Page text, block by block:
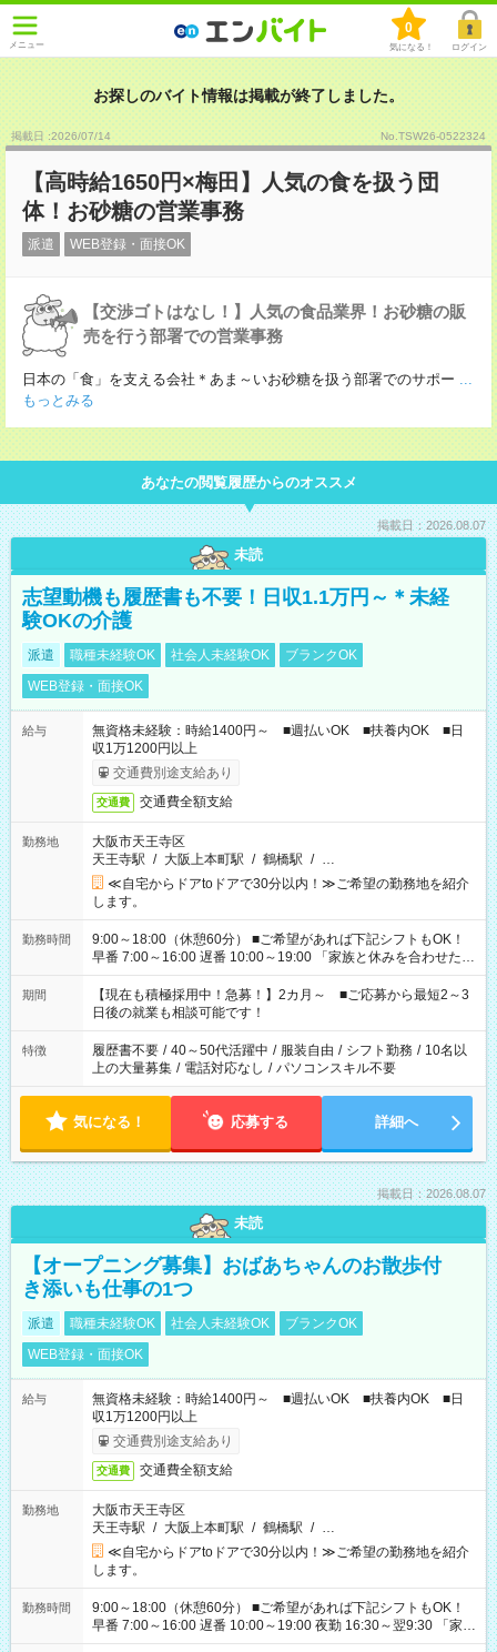
メニュー
0
気になる！ ログイン
お探しのバイト情報は掲載が終了しました。
掲載日 :2026/07/14 No.TSW26-0522324
【高時給1650円×梅田】人気の食を扱う団
体！お砂糖の営業事務
派遣 WEB登録・面接OK
【交渉ゴトはなし！】人気の食品業界！お砂糖の販
売を行う部署での営業事務
日本の「食」を支える会社＊あま～いお砂糖を扱う部署でのサポー ...
もっとみる
あなたの閲覧履歴からのオススメ
掲載日：2026.08.07
未読
志望動機も履歴書も不要！日収1.1万円～＊未経
験OKの介護
派遣 職種未経験OK 社会人未経験OK
ブランクOK
WEB登録・面接OK
給与
無資格未経験：時給1400円～ ■週払いOK ■扶養内OK ■日
収1万1200円以上
交通費別途支給あり
交通費 交通費全額支給
勤務地
大阪市天王寺区
天王寺駅 / 大阪上本町駅 / 鶴橋駅 / …
≪自宅からドアtoドアで30分以内！≫ご希望の勤務地を紹介
します。
勤務時間
9:00～18:00（休憩60分） ■ご希望があれば下記シフトもOK！
早番 7:00～16:00 遅番 10:00～19:00 「家族と休みを合わせた
い」 「余裕を持って夕飯の準備がしたい」 「できれば残業はし
たくない」 など、ご希望を教えてくださいね。 ※Wワーク希望
の方へ 今ご覧のお仕事で希望する勤務時間と、もう1つのお仕事
の勤務時間。 合計で週40時間を超える場合は応募できません。
期間
【現在も積極採用中！急募！】2カ月～ ■ご応募から最短2～3
日後の就業も相談可能です！
特徴 履歴書不要 / 40～50代活躍中 / 服装自由 / シフト勤務 / 10名以
上の大量募集 / 電話対応なし / パソコンスキル不要
気になる！ 応募する 詳細へ
掲載日：2026.08.07
未読
【オープニング募集】おばあちゃんのお散歩付
き添いも仕事の1つ
派遣 職種未経験OK 社会人未経験OK
ブランクOK
WEB登録・面接OK
給与
無資格未経験：時給1400円～ ■週払いOK ■扶養内OK ■日
収1万1200円以上
交通費別途支給あり
交通費 交通費全額支給
勤務地
大阪市天王寺区
天王寺駅 / 大阪上本町駅 / 鶴橋駅 / …
≪自宅からドアtoドアで30分以内！≫ご希望の勤務地を紹介
します。
勤務時間
9:00～18:00（休憩60分） ■ご希望があれば下記シフトもOK！
早番 7:00～16:00 遅番 10:00～19:00 夜勤 16:30～翌9:30 「家族
と休みを合わせたい」 「余裕を持って夕飯の準備がしたい」